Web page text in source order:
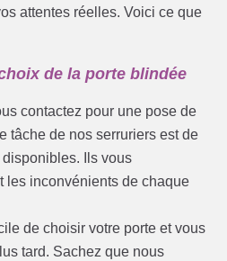
attentes réelles. Voici ce que
de la porte blindée
contactez pour une pose de
tâche de nos serruriers est de
Ils vous
les inconvénients de chaque
de choisir votre porte et vous
tard. Sachez que nous